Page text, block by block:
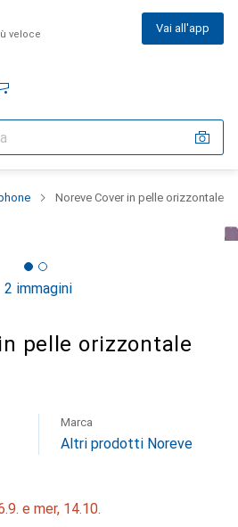
veloce Vai all'app
Noreve Cover in pelle orizzontale
2 immagini
pelle orizzontale
Marca
Altri prodotti Noreve
e mer, 14.10.